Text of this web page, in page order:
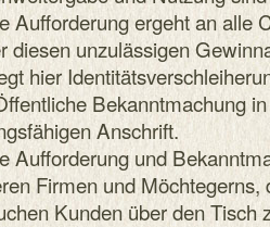
Aufforderung ergeht an alle
diesen unzulässigen
hier
Bekanntmachung
Anschrift.
Aufforderung und
Firmen und
Kunden über den Tisch